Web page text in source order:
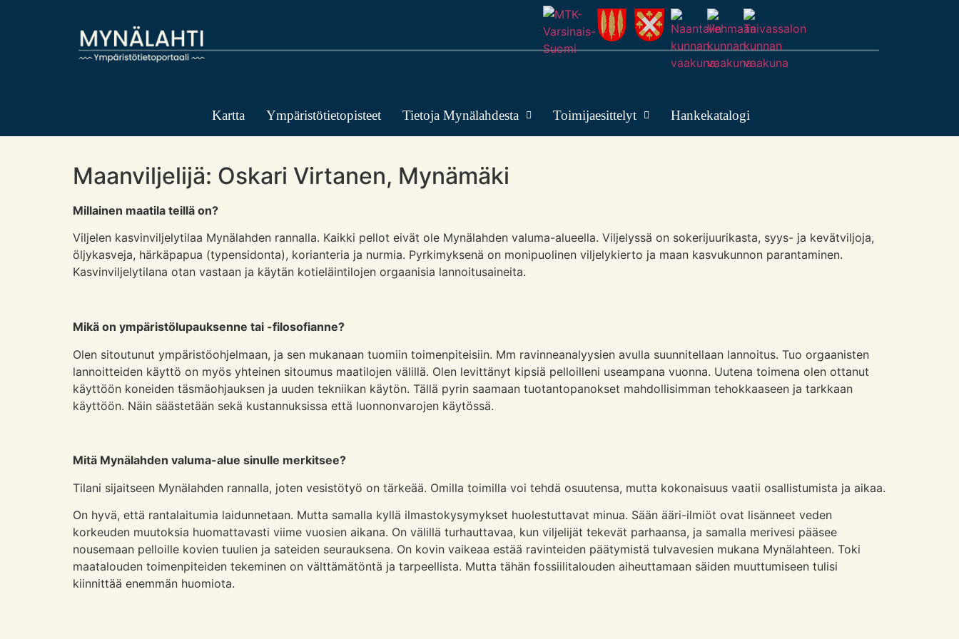
Kartta Ympäristötietopisteet Tietoja Mynälahdesta Toimijaesittelyt Hankekatalogi
Maanviljelijä: Oskari Virtanen, Mynämäki
Millainen maatila teillä on?
Viljelen kasvinviljelytilaa Mynälahden rannalla. Kaikki pellot eivät ole Mynälahden valuma-alueella. Viljelyssä on sokerijuurikasta, syys- ja kevätviljoja,
öljykasveja, härkäpapua (typensidonta), korianteria ja nurmia. Pyrkimyksenä on monipuolinen viljelykierto ja maan kasvukunnon parantaminen.
Kasvinviljelytilana otan vastaan ja käytän kotieläintilojen orgaanisia lannoitusaineita.
Mikä on ympäristölupauksenne tai -filosofianne?
Olen sitoutunut ympäristöohjelmaan, ja sen mukanaan tuomiin toimenpiteisiin. Mm ravinneanalyysien avulla suunnitellaan lannoitus. Tuo orgaanisten
lannoitteiden käyttö on myös yhteinen sitoumus maatilojen välillä. Olen levittänyt kipsiä pelloilleni useampana vuonna. Uutena toimena olen ottanut
käyttöön koneiden täsmäohjauksen ja uuden tekniikan käytön. Tällä pyrin saamaan tuotantopanokset mahdollisimman tehokkaaseen ja tarkkaan
käyttöön. Näin säästetään sekä kustannuksissa että luonnonvarojen käytössä.
Mitä Mynälahden valuma-alue sinulle merkitsee?
Tilani sijaitseen Mynälahden rannalla, joten vesistötyö on tärkeää. Omilla toimilla voi tehdä osuutensa, mutta kokonaisuus vaatii osallistumista ja aikaa.
On hyvä, että rantalaitumia laidunnetaan. Mutta samalla kyllä ilmastokysymykset huolestuttavat minua. Sään ääri-ilmiöt ovat lisänneet veden
korkeuden muutoksia huomattavasti viime vuosien aikana. On välillä turhauttavaa, kun viljelijät tekevät parhaansa, ja samalla merivesi pääsee
nousemaan pelloille kovien tuulien ja sateiden seurauksena. On kovin vaikeaa estää ravinteiden päätymistä tulvavesien mukana Mynälahteen. Toki
maatalouden toimenpiteiden tekeminen on välttämätöntä ja tarpeellista. Mutta tähän fossiilitalouden aiheuttamaan säiden muuttumiseen tulisi
kiinnittää enemmän huomiota.